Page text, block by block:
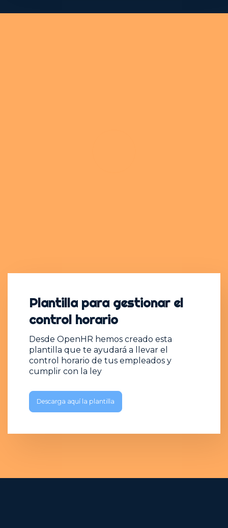
Plantilla para gestionar el
control horario
Desde OpenHR hemos creado esta
plantilla que te ayudará a llevar el
control horario de tus empleados y
cumplir con la ley
Descarga aquí la plantilla